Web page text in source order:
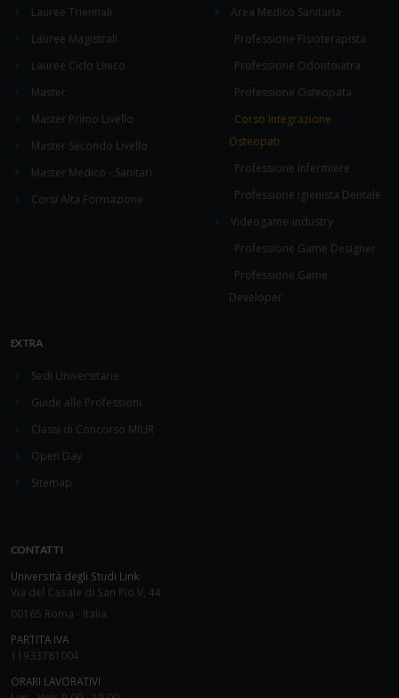
Lauree Triennali
Lauree Magistrali
Lauree Ciclo Unico
Master
Master Primo Livello
Master Secondo Livello
Master Medico - Sanitari
Corsi Alta Formazione
Area Medico Sanitaria
Professione Fisioterapista
Professione Odontoiatra
Professione Osteopata
Corso Integrazione
Osteopati
Professione Infermiere
Professione Igienista Dentale
Videogame-industry
Professione Game Designer
Professione Game
Developer
EXTRA
Sedi Universitarie
Guide alle Professioni
Classi di Concorso MIUR
Open Day
Sitemap
CONTATTI
Università degli Studi Link
Via del Casale di San Pio V, 44
00165 Roma - Italia
PARTITA IVA
11933781004
ORARI LAVORATIVI